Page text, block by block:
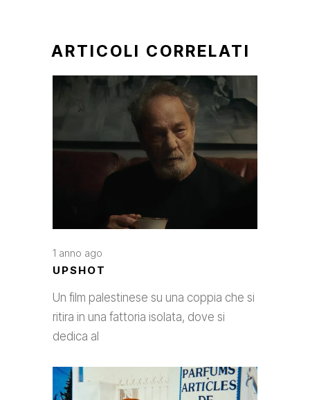
ARTICOLI CORRELATI
1 anno ago
UPSHOT
Un film palestinese su una coppia che si
ritira in una fattoria isolata, dove si
dedica al